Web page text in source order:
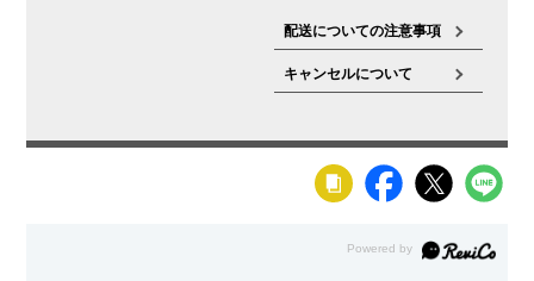
配送についての注意事項
キャンセルについて